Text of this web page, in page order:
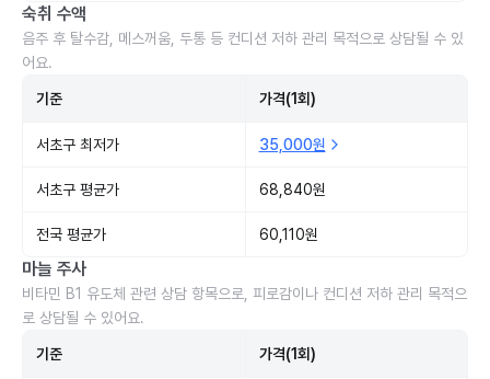
숙취 수액
음주 후 탈수감, 메스꺼움, 두통 등 컨디션 저하 관리 목적으로 상담될 수 있
어요.
기준 가격(1회)
서초구 최저가 35,000원
서초구 평균가 68,840원
전국 평균가 60,110원
마늘 주사
비타민 B1 유도체 관련 상담 항목으로, 피로감이나 컨디션 저하 관리 목적으
로 상담될 수 있어요.
기준 가격(1회)